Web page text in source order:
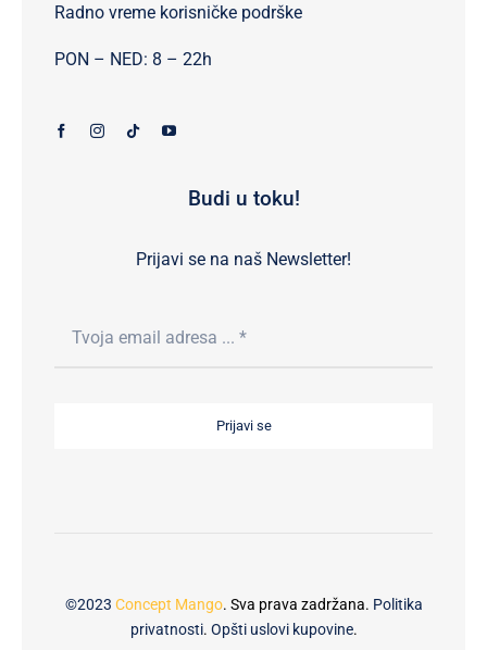
Budi u toku!
Prijavi se na naš Newsletter!
Prijavi se
Radno vreme korisničke podrške
PON – NED: 8 – 22h
©2023 Concept Mango. Sva prava zadržana. Politika
privatnosti. Opšti uslovi kupovine.